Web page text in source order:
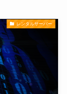
レンタルサーバー